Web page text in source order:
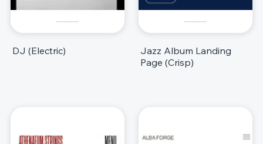
DJ (Electric)
Jazz Album Landing
Page (Crisp)